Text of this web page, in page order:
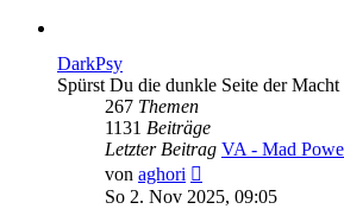
DarkPsy
Spürst Du die dunkle Seite der Macht
267 Themen
1131 Beiträge
Letzter Beitrag VA - Mad
von aghori
Beitrag
So 2. Nov 2025, 09:05